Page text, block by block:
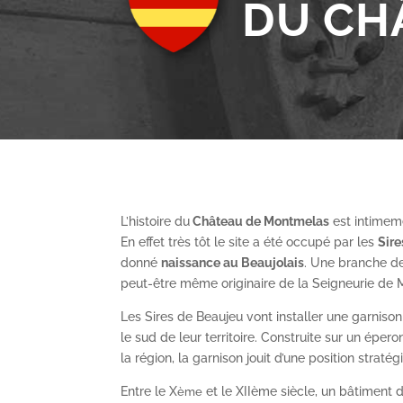
DU
L’histoire duChâteau de Montmelas est
En effet très tôt le site a été occupé par lesS
donné naissance au Beaujolais. Une branche
peut-être même originaire de la Seigneurie de
Les Sires de Beaujeu vont installer une
le sud de leur territoire. Construite sur un
la région, la garnison jouit d’une position
Entre le Xème et le XIIème siècle, un bâtiment